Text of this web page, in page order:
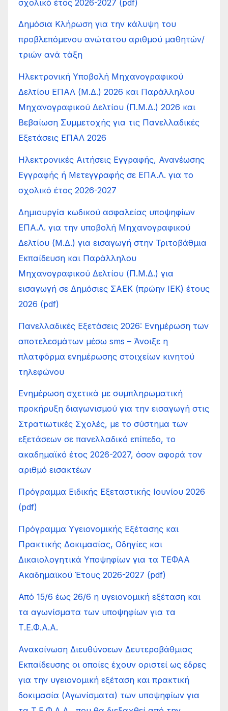
σχολικό έτος 2026-2027 (pdf)
Δημόσια Κλήρωση για την κάλυψη του
προβλεπόμενου ανώτατου αριθμού μαθητών/
τριών ανά τάξη
Ηλεκτρονική Υποβολή Μηχανογραφικού
Δελτίου ΕΠΑΛ (Μ.Δ.) 2026 και Παράλληλου
Μηχανογραφικού Δελτίου (Π.Μ.Δ.) 2026 και
Βεβαίωση Συμμετοχής για τις Πανελλαδικές
Εξετάσεις ΕΠΑΛ 2026
Ηλεκτρονικές Αιτήσεις Εγγραφής, Ανανέωσης
Εγγραφής ή Μετεγγραφής σε ΕΠΑ.Λ. για το
σχολικό έτος 2026-2027
Δημιουργία κωδικού ασφαλείας υποψηφίων
ΕΠΑ.Λ. για την υποβολή Μηχανογραφικού
Δελτίου (Μ.Δ.) για εισαγωγή στην Τριτοβάθμια
Εκπαίδευση και Παράλληλου
Μηχανογραφικού Δελτίου (Π.Μ.Δ.) για
εισαγωγή σε Δημόσιες ΣΑΕΚ (πρώην ΙΕΚ) έτους
2026 (pdf)
Πανελλαδικές Εξετάσεις 2026: Ενημέρωση των
αποτελεσμάτων μέσω sms – Άνοιξε η
πλατφόρμα ενημέρωσης στοιχείων κινητού
τηλεφώνου
Ενημέρωση σχετικά με συμπληρωματική
προκήρυξη διαγωνισμού για την εισαγωγή στις
Στρατιωτικές Σχολές, με το σύστημα των
εξετάσεων σε πανελλαδικό επίπεδο, το
ακαδημαϊκό έτος 2026-2027, όσον αφορά τον
αριθμό εισακτέων
Πρόγραμμα Ειδικής Εξεταστικής Ιουνίου 2026
(pdf)
Πρόγραμμα Υγειονομικής Εξέτασης και
Πρακτικής Δοκιμασίας, Οδηγίες και
Δικαιολογητικά Υποψηφίων για τα ΤΕΦΑΑ
Ακαδημαϊκού Έτους 2026-2027 (pdf)
Από 15/6 έως 26/6 η υγειονομική εξέταση και
τα αγωνίσματα των υποψηφίων για τα
Τ.Ε.Φ.Α.Α.
Ανακοίνωση Διευθύνσεων Δευτεροβάθμιας
Εκπαίδευσης οι οποίες έχουν οριστεί ως έδρες
για την υγειονομική εξέταση και πρακτική
δοκιμασία (Αγωνίσματα) των υποψηφίων για